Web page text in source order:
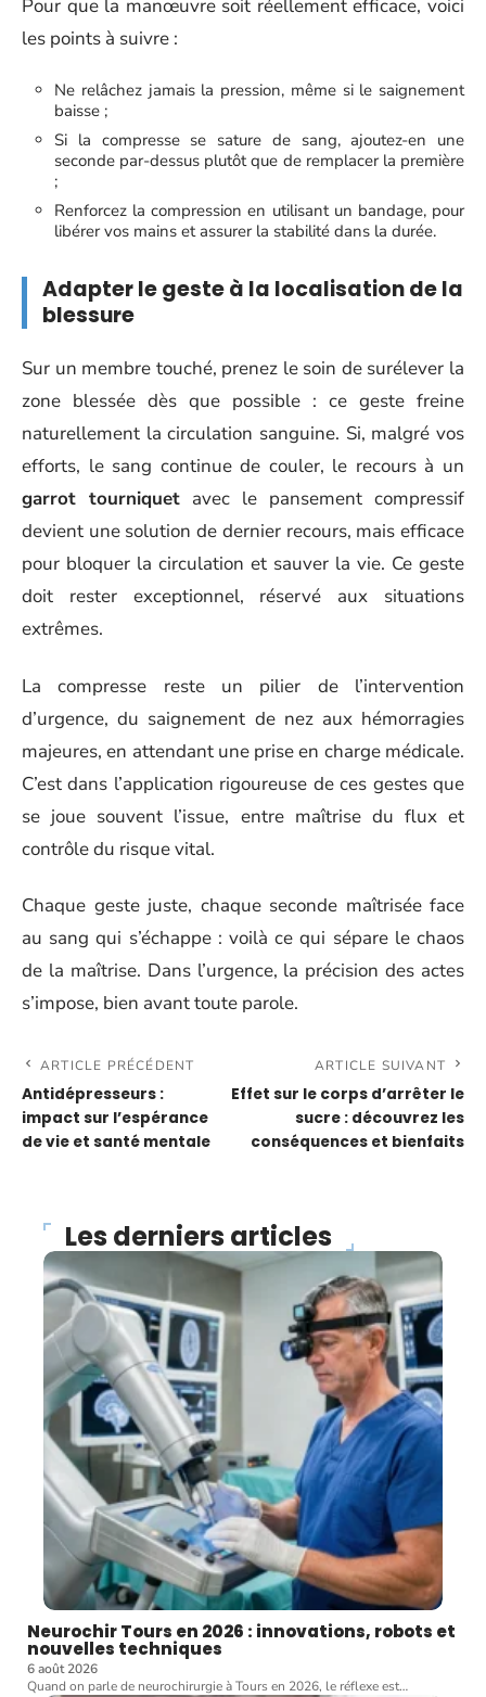
Pour que la manœuvre soit réellement efficace, voici
les points à suivre :
Ne relâchez jamais la pression, même si le saignement
baisse ;
Si la compresse se sature de sang, ajoutez-en une
seconde par-dessus plutôt que de remplacer la première
;
Renforcez la compression en utilisant un bandage, pour
libérer vos mains et assurer la stabilité dans la durée.
Adapter le geste à la localisation de la
blessure
Sur un membre touché, prenez le soin de surélever la
zone blessée dès que possible : ce geste freine
naturellement la circulation sanguine. Si, malgré vos
efforts, le sang continue de couler, le recours à un
garrot tourniquet avec le pansement compressif
devient une solution de dernier recours, mais efficace
pour bloquer la circulation et sauver la vie. Ce geste
doit rester exceptionnel, réservé aux situations
extrêmes.
La compresse reste un pilier de l’intervention
d’urgence, du saignement de nez aux hémorragies
majeures, en attendant une prise en charge médicale.
C’est dans l’application rigoureuse de ces gestes que
se joue souvent l’issue, entre maîtrise du flux et
contrôle du risque vital.
Chaque geste juste, chaque seconde maîtrisée face
au sang qui s’échappe : voilà ce qui sépare le chaos
de la maîtrise. Dans l’urgence, la précision des actes
s’impose, bien avant toute parole.
ARTICLE PRÉCÉDENT
Antidépresseurs :
impact sur l’espérance
de vie et santé mentale
ARTICLE SUIVANT
Effet sur le corps d’arrêter le
sucre : découvrez les
conséquences et bienfaits
Les derniers articles
Neurochir Tours en 2026 : innovations, robots et
nouvelles techniques
6 août 2026
Quand on parle de neurochirurgie à Tours en 2026, le réflexe est…